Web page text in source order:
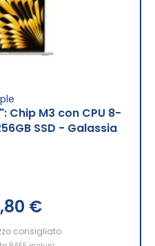
Chip M3 con CPU 8-
SSD - Galassia
€
consigliato